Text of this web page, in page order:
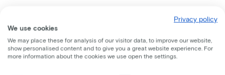
aantrekkelijk extralegaal voordeel is dat bijdraagt aan
financieel welzijn, minder transportkosten, en fiscale
voordelen biedt voor werknemers en werkgevers.
Privacy policy
We use cookies
We may place these for analysis of our visitor data, to improve our website,
show personalised content and to give you a great website experience. For
more information about the cookies we use open the settings.